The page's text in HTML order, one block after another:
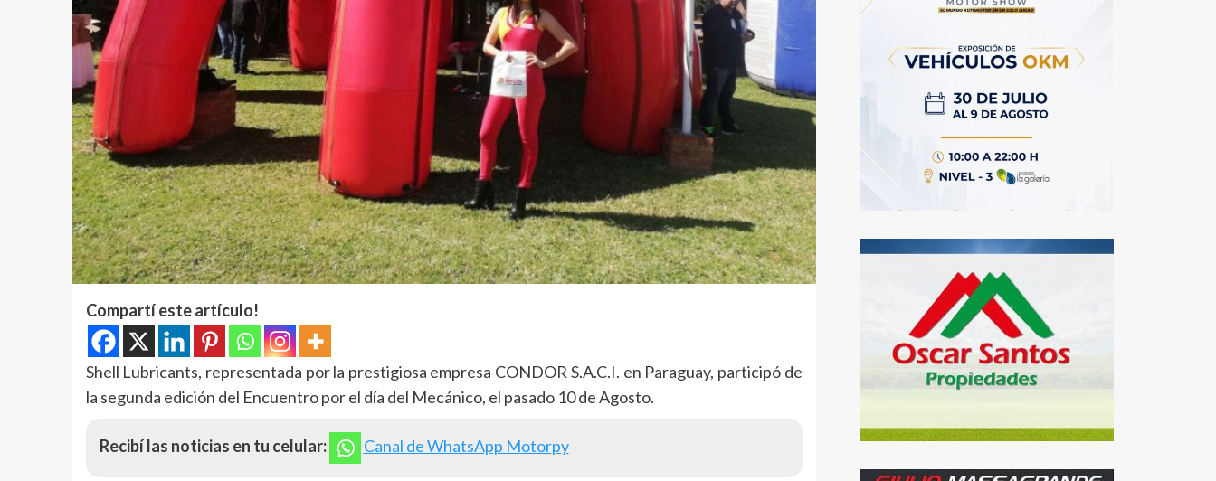
Compartí este artículo!
Shell Lubricants, representada por la prestigiosa empresa CONDOR S.A.C.I. en Paraguay, participó de
la segunda edición del Encuentro por el día del Mecánico, el pasado 10 de Agosto.
Recibí las noticias en tu celular: Canal de WhatsApp Motorpy